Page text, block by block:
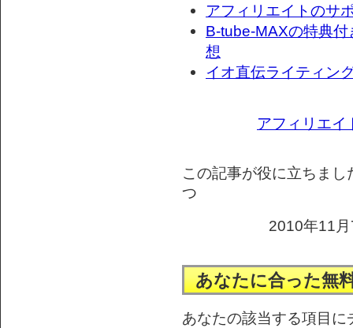
アフィリエイトのサ
B-tube-MAXの特典
想
イオ直伝ライティン
アフィリエイ
この記事が役に立ちま
つ
2010年11
あなたに合った無
あなたの該当する項目